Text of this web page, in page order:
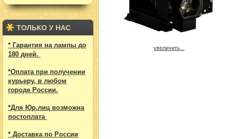
ТОЛЬКО У НАС
* Гарантия на лампы до
180 дней.
*Оплата при получении
курьеру, в любом
городе России.
*Для Юр.лиц возможна
постоплата
* Доставка по России
увеличить...